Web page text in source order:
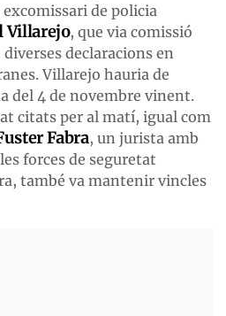
de policia
Villarejo, que via comissió
declaracions en
Villarejo hauria de
del 4 de novembre vinent.
citats per al matí, igual com
Fabra, un jurista amb
forces de seguretat
també va mantenir vincles